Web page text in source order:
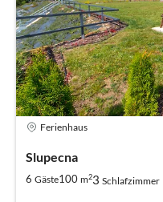
Ferienhaus
Slupecna
6 Gäste100 m23 Schlafzimmer